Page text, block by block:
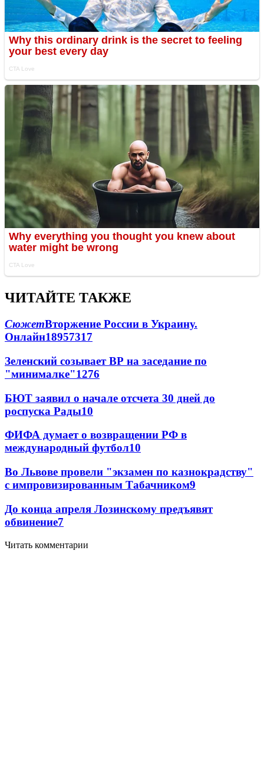
ЧИТАЙТЕ ТАКЖЕ
СюжетВторжение России в Украину.
Онлайн18957317
Зеленский созывает ВР на заседание по
"минималке"1276
БЮТ заявил о начале отсчета 30 дней до
роспуска Рады10
ФИФА думает о возвращении РФ в
международный футбол10
Во Львове провели "экзамен по казнокрадству"
с импровизированным Табачником9
До конца апреля Лозинскому предъявят
обвинение7
Читать комментарии